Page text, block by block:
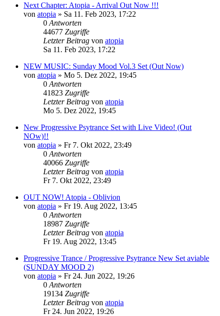
Next Chapter: Atopia - Arrival Out Now !!!
von atopia » Sa 11. Feb 2023, 17:22
0 Antworten
44677 Zugriffe
Letzter Beitrag von atopia
Sa 11. Feb 2023, 17:22
NEW MUSIC: Sunday Mood Vol.3 Set (Out Now)
von atopia » Mo 5. Dez 2022, 19:45
0 Antworten
41823 Zugriffe
Letzter Beitrag von atopia
Mo 5. Dez 2022, 19:45
New Progressive Psytrance Set with Live Video! (Out
NOw)!!
von atopia » Fr 7. Okt 2022, 23:49
0 Antworten
40066 Zugriffe
Letzter Beitrag von atopia
Fr 7. Okt 2022, 23:49
OUT NOW! Atopia - Oblivion
von atopia » Fr 19. Aug 2022, 13:45
0 Antworten
18987 Zugriffe
Letzter Beitrag von atopia
Fr 19. Aug 2022, 13:45
Progressive Trance / Progressive Psytrance New Set aviable
(SUNDAY MOOD 2)
von atopia » Fr 24. Jun 2022, 19:26
0 Antworten
19134 Zugriffe
Letzter Beitrag von atopia
Fr 24. Jun 2022, 19:26